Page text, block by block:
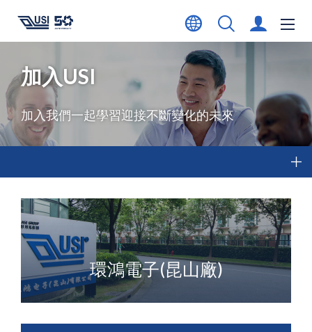
加入USI
加入我們一起學習迎接不斷變化的未來
環鴻電子(昆山廠)